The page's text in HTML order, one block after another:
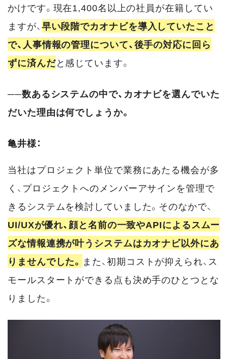
かけです。現在1,400名以上の社員が在籍してい
ますが、早い段階でカオナビを導入していたこと
で、人事情報の管理について、後手の対応に回ら
ずに済んだと感じています。
──数あるシステムの中で、カオナビを選んでいた
だいた理由は何でしょうか。
亀井様：
当社はプロジェクト単位で業務にあたる機会が多
く、プロジェクトへのメンバーアサインを管理で
きるシステムを検討していました。そのなかで、
UI/UXが優れ、顔と名前の一致やAPIによるスムー
ズな情報連携が叶うシステムはカオナビ以外にあ
りませんでした。 また、初期コストが抑えられ、ス
モールスタートができる点も決め手のひとつとな
りました。